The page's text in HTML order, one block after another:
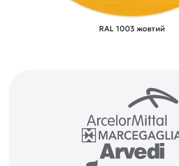
RAL 1003 жовтий